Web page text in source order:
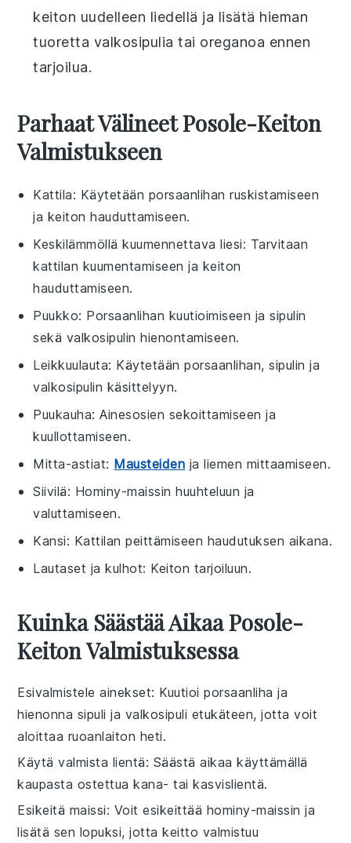
keiton uudelleen liedellä ja lisätä hieman
tuoretta valkosipulia tai oreganoa ennen
tarjoilua.
Parhaat Välineet Posole-Keiton
Valmistukseen
Kattila: Käytetään porsaanlihan ruskistamiseen
ja keiton hauduttamiseen.
Keskilämmöllä kuumennettava liesi: Tarvitaan
kattilan kuumentamiseen ja keiton
hauduttamiseen.
Puukko: Porsaanlihan kuutioimiseen ja sipulin
sekä valkosipulin hienontamiseen.
Leikkuulauta: Käytetään porsaanlihan, sipulin ja
valkosipulin käsittelyyn.
Puukauha: Ainesosien sekoittamiseen ja
kuullottamiseen.
Mitta-astiat: Mausteiden ja liemen mittaamiseen.
Siivilä: Hominy-maissin huuhteluun ja
valuttamiseen.
Kansi: Kattilan peittämiseen haudutuksen aikana.
Lautaset ja kulhot: Keiton tarjoiluun.
Kuinka Säästää Aikaa Posole-
Keiton Valmistuksessa
Esivalmistele ainekset: Kuutioiporsaanliha ja
hienonna sipuli ja valkosipuli etukäteen, jotta voit
aloittaa ruoanlaiton heti.
Käytä valmista lientä: Säästä aikaa käyttämällä
kaupasta ostettuakana- tai kasvislientä.
Esikeitä maissi: Voit esikeittää hominy-maissin ja
lisätä sen lopuksi, jotta keitto valmistuu